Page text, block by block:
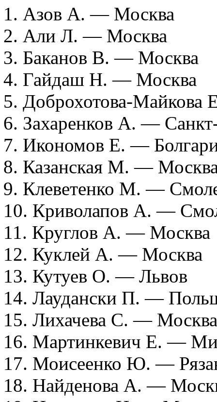
1. Азов А. — Москва
2. Али Л. — Москва
3. Баканов В. — Москва
4. Гайдаш Н. — Москва
5. Доброхотова-
6. Захаренков А. —
7. Икономов Е. —
8. Казанская М. —
9. Клеветенко М. —
10. Криволапов А. —
11. Круглов А. — Москва
12. Куклей А. — Москва
13. Кутуев О. — Львов
14. Лаудански П. —
15. Лихачева С. — Москва
16. Мартинкевич Е. —
17. Моисеенко Ю. —
18. Найденова А. —